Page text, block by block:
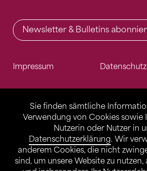
Sie finden sämtliche
Verwendung von Cookies sowie
Nutzerin oder Nutzer in
Datenschutzerklärung. Wir
anderem Cookies, die nicht
sind, um unsere Website zu
Newsletter & Bulletins
Impressum Datenschutz